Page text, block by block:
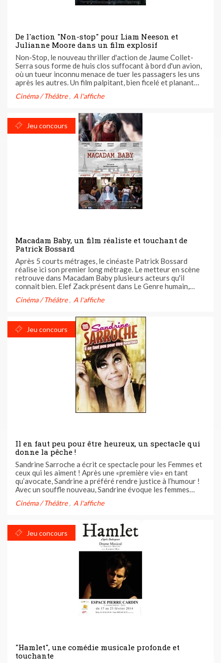
De l'action "Non-stop" pour Liam Neeson et
Julianne Moore dans un film explosif
Non-Stop, le nouveau thriller d'action de Jaume Collet-
Serra sous forme de huis clos suffocant à bord d'un avion,
où un tueur inconnu menace de tuer les passagers les uns
après les autres. Un film palpitant, bien ficelé et planant
suspects. "Non-Stop". Décollage sous haute tension le ...
Cinéma / Théâtre A l'affiche
Jeu concours
Macadam Baby, un film réaliste et touchant de
Patrick Bossard
Après 5 courts métrages, le cinéaste Patrick Bossard
réalise ici son premier long métrage. Le metteur en scène
retrouve dans Macadam Baby plusieurs acteurs qu'il
connait bien. Elef Zack présent dans Le Genre humain,
Chisa Kurita qui était photographe de plateau sur Banco
Cinéma / Théâtre A l'affiche
Jeu concours
Il en faut peu pour être heureux, un spectacle qui
donne la pêche !
Sandrine Sarroche a écrit ce spectacle pour les Femmes et
ceux qui les aiment ! Après une «première vie» en tant
qu’avocate, Sandrine a préféré rendre justice à l’humour !
Avec un souffle nouveau, Sandrine évoque les femmes
Cinéma / Théâtre A l'affiche
Jeu concours
"Hamlet", une comédie musicale profonde et
touchante